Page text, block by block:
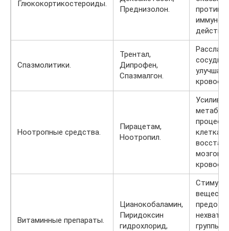
Глюкокортикостероиды.
Преднизолон.
Спазмолитики.
Трентал,
Дипрофен,
Спазмалгон.
Ноотропные средства.
Пирацетам,
Ноотропил.
клетках,
Витаминные препараты.
Цианокобаламин,
Пиридоксин
гидрохлорид,
веществ,
группы